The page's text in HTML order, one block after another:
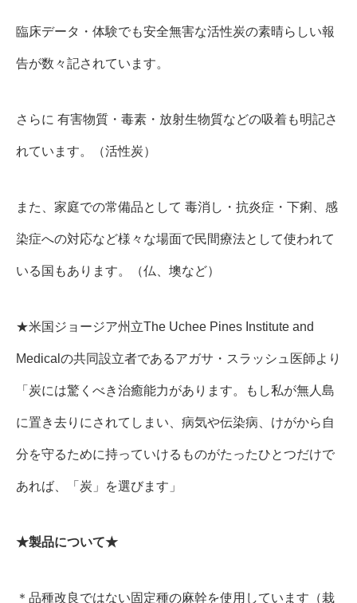
臨床データ・体験でも安全無害な活性炭の素晴らしい報
告が数々記されています。
さらに 有害物質・毒素・放射生物質などの吸着も明記さ
れています。（活性炭）
また、家庭での常備品として 毒消し・抗炎症・下痢、感
染症への対応など様々な場面で民間療法として使われて
いる国もあります。（仏、墺など）
★米国ジョージア州立The Uchee Pines Institute and
Medicalの共同設立者であるアガサ・スラッシュ医師より
「炭には驚くべき治癒能力があります。もし私が無人島
に置き去りにされてしまい、病気や伝染病、けがから自
分を守るために持っていけるものがたったひとつだけで
あれば、「炭」を選びます」
★製品について★
＊品種改良ではない固定種の麻幹を使用しています（栽